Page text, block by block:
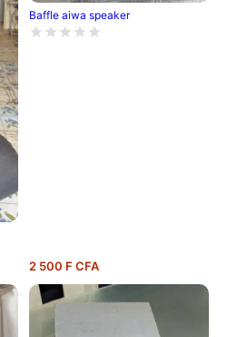
Baffle aiwa speaker
2 500 F CFA